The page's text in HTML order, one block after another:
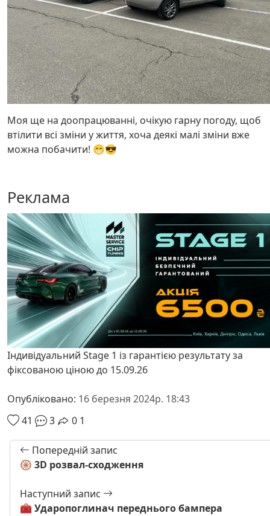
Моя ще на доопрацюванні, очікую гарну погоду, щоб
втілити всі зміни у життя, хоча деякі малі зміни вже
можна побачити! 😁😎
Реклама
Індивідуальний Stage 1 із гарантією результату за
фіксованою ціною до 15.09.26
Опубліковано: 16 березня 2024р. 18:43
41
3 0 1
Попередній запис
🛞 3D розвал-сходження
Наступний запис
🧰 Ударопоглинач переднього бампера